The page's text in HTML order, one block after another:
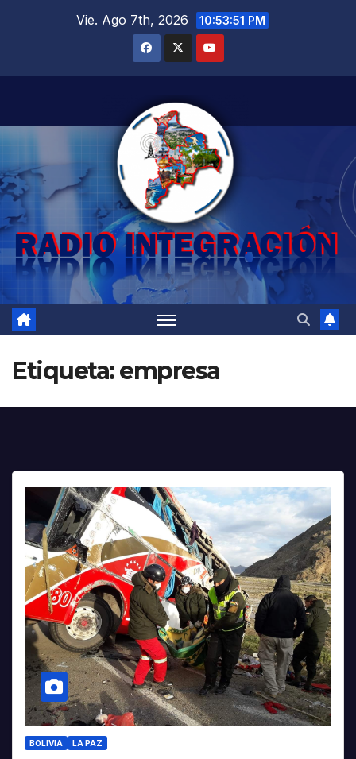
Vie. Ago 7th, 2026 10:53:53 PM
Etiqueta:empresa
BOLIVIA LA PAZ